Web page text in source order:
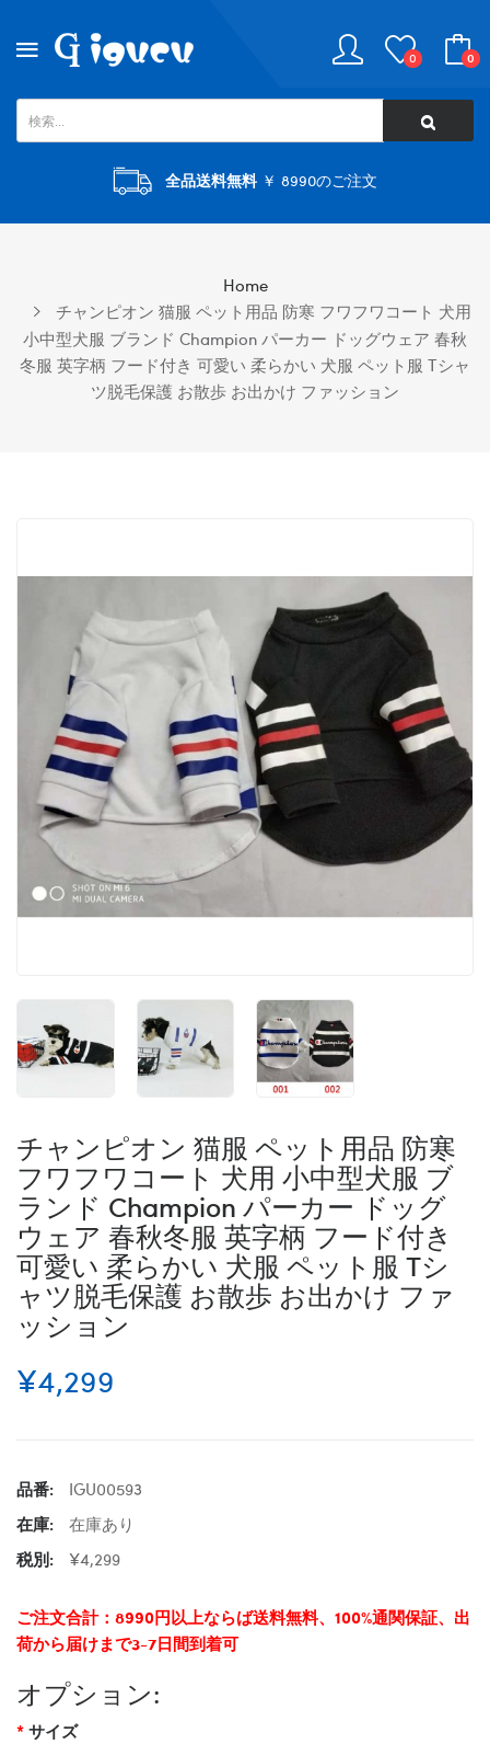
0 0
全品送料無料￥ 8990のご注文
Home
チャンピオン 猫服 ペット用品 防寒 フワフワコート 犬用
小中型犬服 ブランド Champion パーカー ドッグウェア 春秋
冬服 英字柄 フード付き 可愛い 柔らかい 犬服 ペット服 Tシャ
ツ脱毛保護 お散歩 お出かけ ファッション
チャンピオン 猫服 ペット用品 防寒
フワフワコート 犬用 小中型犬服 ブ
ランド Champion パーカー ドッグ
ウェア 春秋冬服 英字柄 フード付き
可愛い 柔らかい 犬服 ペット服 Tシ
ャツ脱毛保護 お散歩 お出かけ ファ
ッション
¥4,299
品番:
IGU00593
在庫:
在庫あり
税別:
¥4,299
ご注文合計：8990円以上ならば送料無料、100%通関保証、出
荷から届けまで3-7日間到着可
オプション:
サイズ